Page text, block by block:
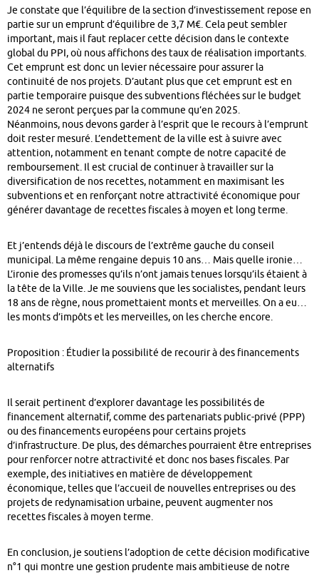
Je constate que l’équilibre de la section d’investissement repose en
partie sur un emprunt d’équilibre de 3,7 M€. Cela peut sembler
important, mais il faut replacer cette décision dans le contexte
global du PPI, où nous affichons des taux de réalisation importants.
Cet emprunt est donc un levier nécessaire pour assurer la
continuité de nos projets. D’autant plus que cet emprunt est en
partie temporaire puisque des subventions fléchées sur le budget
2024 ne seront perçues par la commune qu’en 2025.
Néanmoins, nous devons garder à l’esprit que le recours à l’emprunt
doit rester mesuré. L’endettement de la ville est à suivre avec
attention, notamment en tenant compte de notre capacité de
remboursement. Il est crucial de continuer à travailler sur la
diversification de nos recettes, notamment en maximisant les
subventions et en renforçant notre attractivité économique pour
générer davantage de recettes fiscales à moyen et long terme.
Et j’entends déjà le discours de l’extrême gauche du conseil
municipal. La même rengaine depuis 10 ans… Mais quelle ironie…
L’ironie des promesses qu’ils n’ont jamais tenues lorsqu’ils étaient à
la tête de la Ville. Je me souviens que les socialistes, pendant leurs
18 ans de règne, nous promettaient monts et merveilles. On a eu…
les monts d’impôts et les merveilles, on les cherche encore.
Proposition : Étudier la possibilité de recourir à des financements
alternatifs
Il serait pertinent d’explorer davantage les possibilités de
financement alternatif, comme des partenariats public-privé (PPP)
ou des financements européens pour certains projets
d’infrastructure. De plus, des démarches pourraient être entreprises
pour renforcer notre attractivité et donc nos bases fiscales. Par
exemple, des initiatives en matière de développement
économique, telles que l’accueil de nouvelles entreprises ou des
projets de redynamisation urbaine, peuvent augmenter nos
recettes fiscales à moyen terme.
En conclusion, je soutiens l’adoption de cette décision modificative
n°1 qui montre une gestion prudente mais ambitieuse de notre